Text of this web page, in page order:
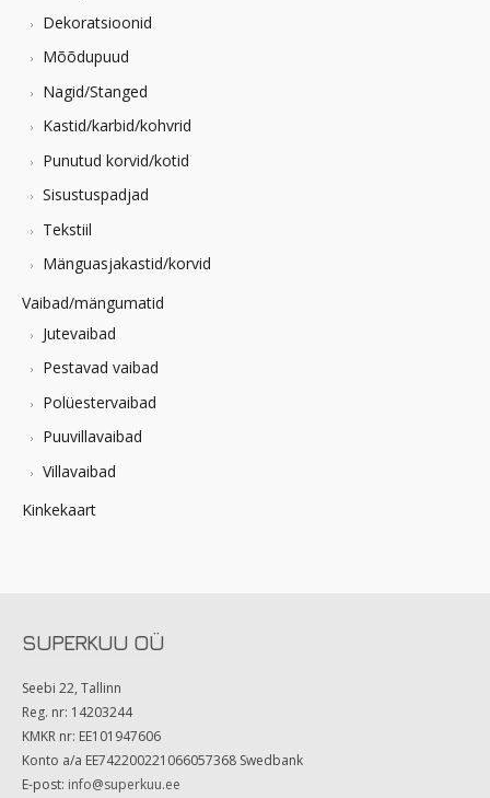
Dekoratsioonid
Mõõdupuud
Nagid/Stanged
Kastid/karbid/kohvrid
Punutud korvid/kotid
Sisustuspadjad
Tekstiil
Mänguasjakastid/korvid
Vaibad/mängumatid
Jutevaibad
Pestavad vaibad
Polüestervaibad
Puuvillavaibad
Villavaibad
Kinkekaart
SUPERKUU OÜ
Seebi 22, Tallinn
Reg. nr: 14203244
KMKR nr: EE101947606
Konto a/a EE742200221066057368 Swedbank
E-post: info@superkuu.ee